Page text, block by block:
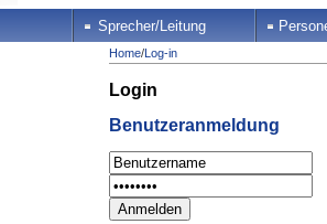
Sprecher/Leitung
Home/Log-in
Login
Benutzeranmeldung